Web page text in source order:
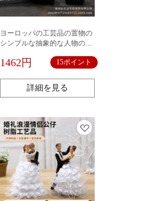
ヨーロッパの工芸品の置物の
シンプルな抽象的な人物の彫
術品の装飾品のクロスボーダ
1462円 15ポイント
詳細を見る